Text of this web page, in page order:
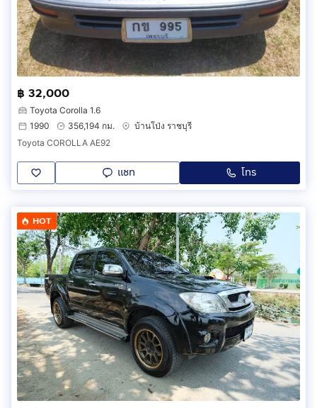
฿ 32,000
Toyota Corolla 1.6
1990
356,194 กม.
บ้านโป่ง ราชบุรี
Toyota COROLLA AE92
แชท โทร
HOT